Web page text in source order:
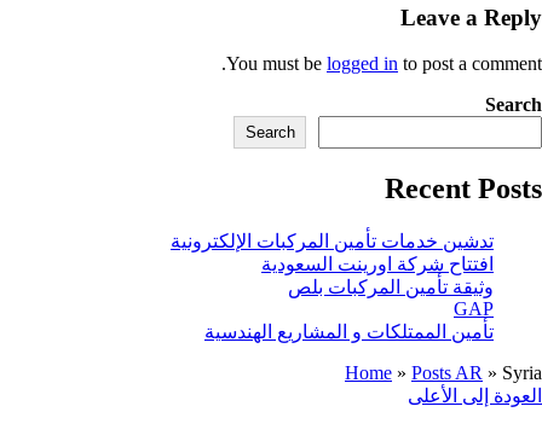
Leave a
You must be logged into post a
Recent
خدمات تأمين المركبات الإلكترونية
شركة اورينت السعودية
تأمين المركبات بلص
الممتلكات و المشاريع الهندسية
Home»Posts AR
الأعلى